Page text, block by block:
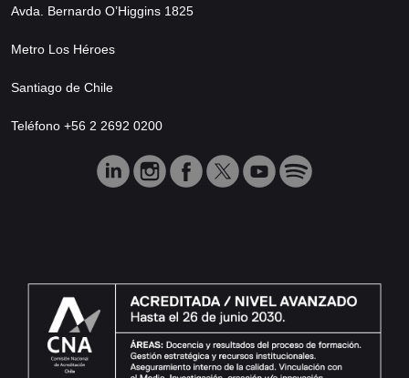
Avda. Bernardo O’Higgins 1825
Metro Los Héroes
Santiago de Chile
Teléfono +56 2 2692 0200